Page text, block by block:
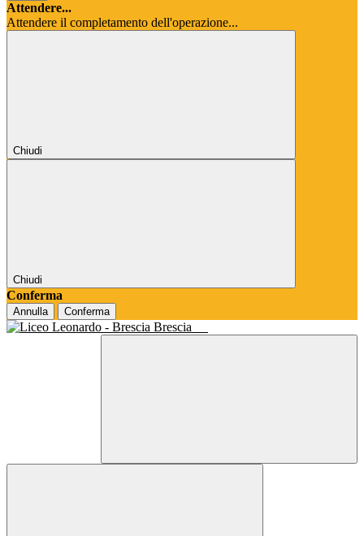
Attendere...
Attendere il completamento dell'operazione...
Chiudi
Chiudi
Conferma
Annulla Conferma
Brescia